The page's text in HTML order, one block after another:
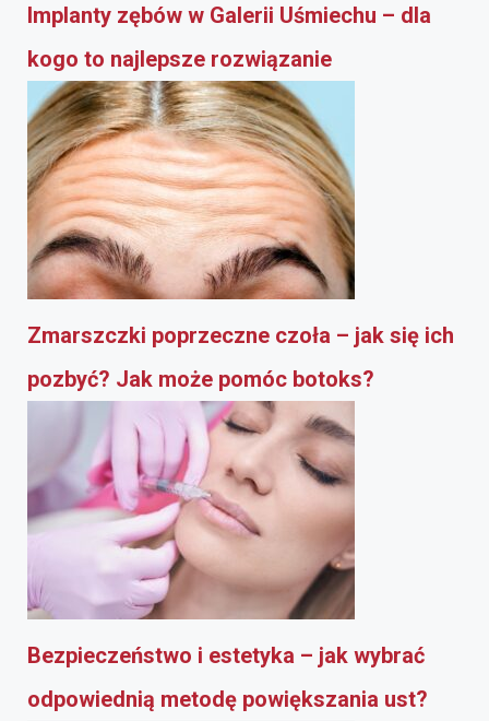
Implanty zębów w Galerii Uśmiechu – dla
kogo to najlepsze rozwiązanie
Zmarszczki poprzeczne czoła – jak się ich
pozbyć? Jak może pomóc botoks?
Bezpieczeństwo i estetyka – jak wybrać
odpowiednią metodę powiększania ust?